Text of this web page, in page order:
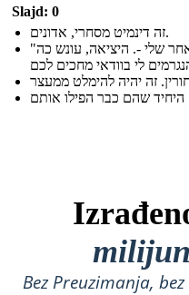
Slajd: 0
זה דינמיט מסחרי, אדונים.
"אני להתנבא לך מי הם הרוצחים שלי שמיד לאחר שלי -. היציאה, עונש כה
Bez Preuzimanja,